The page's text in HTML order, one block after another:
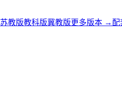
苏教版教科版冀教版更多版本 → 配